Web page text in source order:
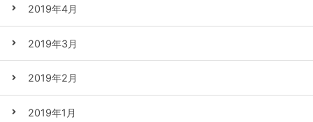
2019年4月
2019年3月
2019年2月
2019年1月